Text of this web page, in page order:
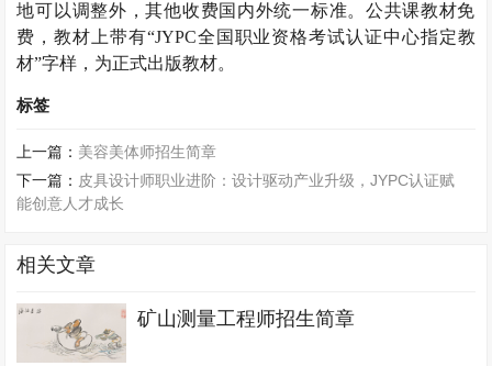
地可以调整外，其他收费国内外统一标准。公共课教材免
费，教材上带有“JYPC全国职业资格考试认证中心指定教
材”字样，为正式出版教材。
标签
上一篇： 美容美体师招生简章
下一篇： 皮具设计师职业进阶：设计驱动产业升级，JYPC认证赋
能创意人才成长
相关文章
矿山测量工程师招生简章